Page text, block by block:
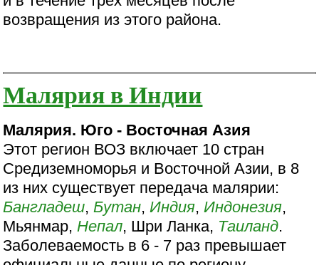
возвращения из этого района.
Малярия в Индии
Малярия. Юго - Восточная Азия
Этот регион ВОЗ включает 10 стран
Средиземноморья и Восточной Азии, в 8
из них существует передача малярии:
Бангладеш, Бутан, Индия, Индонезия,
Мьянмар, Непал, Шри Ланка, Таиланд.
Заболеваемость в 6 - 7 раз превышает